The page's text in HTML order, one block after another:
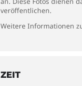
veröffentlichen.
Weitere Informationen
ZEIT